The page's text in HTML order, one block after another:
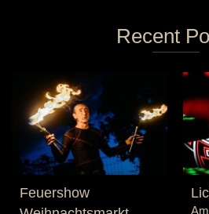
Recent
Feuershow